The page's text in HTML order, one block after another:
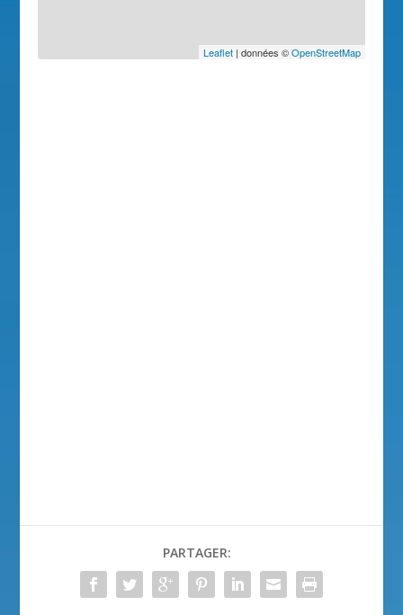
Leaflet| données ©OpenStreetMap
PARTAGER: